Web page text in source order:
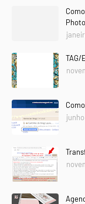
TAG/